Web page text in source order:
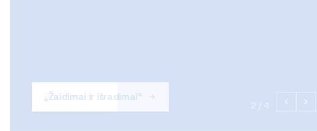
„Žaidimai ir išradimai“
2 / 4